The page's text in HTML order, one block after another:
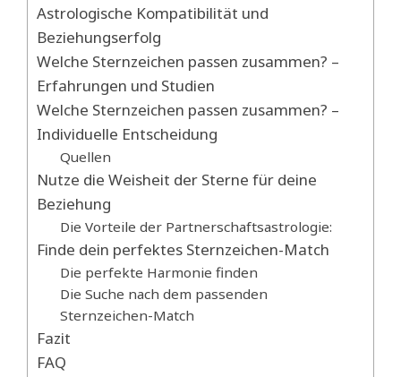
Astrologische Kompatibilität und
Beziehungserfolg
Welche Sternzeichen passen zusammen? –
Erfahrungen und Studien
Welche Sternzeichen passen zusammen? –
Individuelle Entscheidung
Quellen
Nutze die Weisheit der Sterne für deine
Beziehung
Die Vorteile der Partnerschaftsastrologie:
Finde dein perfektes Sternzeichen-Match
Die perfekte Harmonie finden
Die Suche nach dem passenden
Sternzeichen-Match
Fazit
FAQ